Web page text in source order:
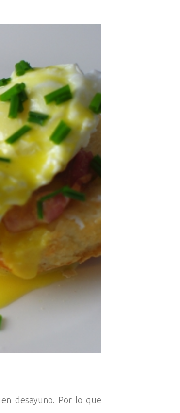
desayuno. Por lo que